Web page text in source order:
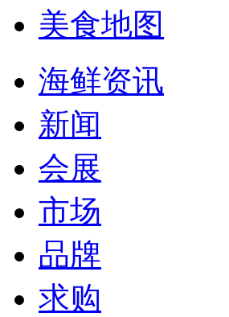
美食地图
海鲜资讯
新闻
会展
市场
品牌
求购